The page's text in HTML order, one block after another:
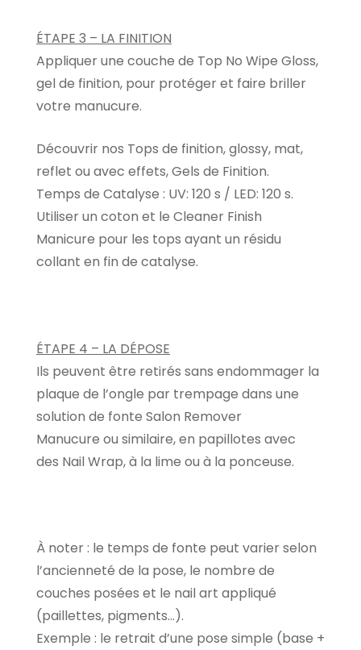
ÉTAPE 3 – LA FINITION
Appliquer une couche de Top No Wipe Gloss,
gel de finition, pour protéger et faire briller
votre manucure.
Découvrir nos Tops de finition, glossy, mat,
reflet ou avec effets, Gels de Finition.
Temps de Catalyse : UV: 120 s / LED: 120 s.
Utiliser un coton et le Cleaner Finish
Manicure pour les tops ayant un résidu
collant en fin de catalyse.
ÉTAPE 4 – LA DÉPOSE
Ils peuvent être retirés sans endommager la
plaque de l’ongle par trempage dans une
solution de fonte Salon Remover
Manucure ou similaire, en papillotes avec
des Nail Wrap, à la lime ou à la ponceuse.
À noter : le temps de fonte peut varier selon
l’ancienneté de la pose, le nombre de
couches posées et le nail art appliqué
(paillettes, pigments…).
Exemple : le retrait d’une pose simple (base +